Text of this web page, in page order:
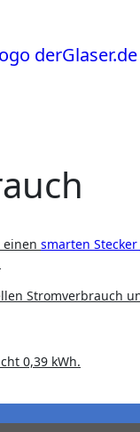
einen smarten Stecker
Stromverbrauch
0,39 kWh.